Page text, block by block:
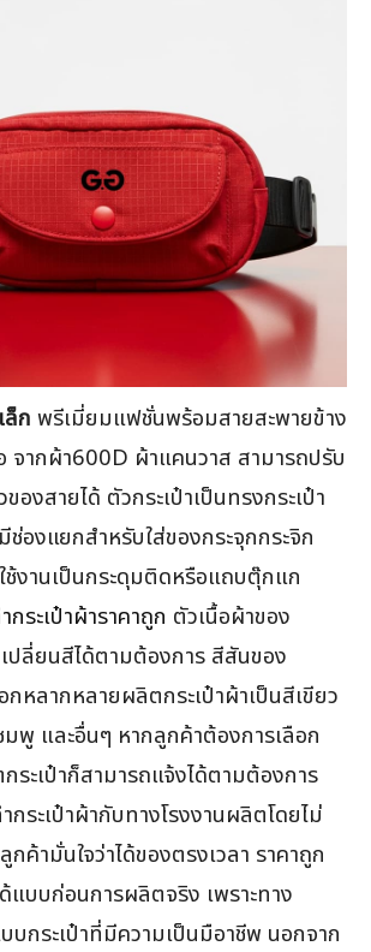
ล็ก พรีเมี่ยมแฟชั่นพร้อมสายสะพายข้าง
จากผ้า600D ผ้าแคนวาส สามารถปรับ
องสายได้ ตัวกระเป๋าเป็นทรงกระเป๋า
องแยกสำหรับใส่ของกระจุกกระจิก
ช้งานเป็นกระดุมติดหรือแถบตุ๊กแก
กระเป๋าผ้าราคาถูก ตัวเนื้อผ้าของ
เปลี่ยนสีได้ตามต้องการ สีสันของ
กหลากหลายผลิตกระเป๋าผ้าเป็นสีเขียว
พู และอื่นๆ หากลูกค้าต้องการเลือก
ระเป๋าก็สามารถแจ้งได้ตามต้องการ
ระเป๋าผ้ากับทางโรงงานผลิตโดยไม่
ค้ามั่นใจว่าได้ของตรงเวลา ราคาถูก
แบบก่อนการผลิตจริง เพราะทาง
บกระเป๋าที่มีความเป็นมือาชีพ นอกจาก